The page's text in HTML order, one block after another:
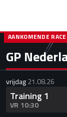
GP
AANKOMENDE RACE
vrijdag21.08.26
Training 1
VR 10:30